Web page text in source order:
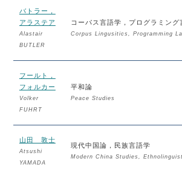
バトラー，
アラステア
Alastair
BUTLER
コーパス言語学，プログラミング
Corpus Lingusitics, Programming
フールト，
フォルカー
Volker
FUHRT
平和論
Peace Studies
山田 敦士
Atsushi
YAMADA
現代中国論，民族言語学
Modern China Studies,